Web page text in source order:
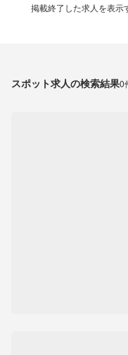
掲載終了した求人を表示
スポット求人の検索結果0